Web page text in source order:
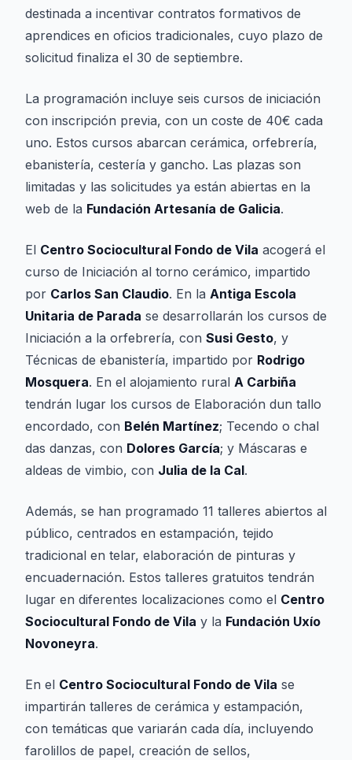
destinada a incentivar contratos formativos de
aprendices en oficios tradicionales, cuyo plazo de
solicitud finaliza el 30 de septiembre.
La programación incluye seis cursos de iniciación
con inscripción previa, con un coste de 40€ cada
uno. Estos cursos abarcan cerámica, orfebrería,
ebanistería, cestería y gancho. Las plazas son
limitadas y las solicitudes ya están abiertas en la
web de la Fundación Artesanía de Galicia.
El Centro Sociocultural Fondo de Vila acogerá el
curso de Iniciación al torno cerámico, impartido
por Carlos San Claudio. En la Antiga Escola
Unitaria de Parada se desarrollarán los cursos de
Iniciación a la orfebrería, con Susi Gesto, y
Técnicas de ebanistería, impartido por Rodrigo
Mosquera. En el alojamiento rural A Carbiña
tendrán lugar los cursos de Elaboración dun tallo
encordado, con Belén Martínez; Tecendo o chal
das danzas, con Dolores García; y Máscaras e
aldeas de vimbio, con Julia de la Cal.
Además, se han programado 11 talleres abiertos al
público, centrados en estampación, tejido
tradicional en telar, elaboración de pinturas y
encuadernación. Estos talleres gratuitos tendrán
lugar en diferentes localizaciones como el Centro
Sociocultural Fondo de Vila y la Fundación Uxío
Novoneyra.
En el Centro Sociocultural Fondo de Vila se
impartirán talleres de cerámica y estampación,
con temáticas que variarán cada día, incluyendo
farolillos de papel, creación de sellos,